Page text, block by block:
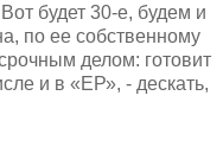
будет 30-е, будем и
по ее собственному
делом: готовит
и в «ЕР», - дескать,